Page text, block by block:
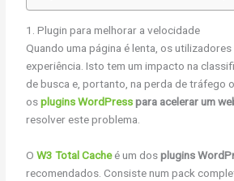
1. Plugin para melhorar a velocidade
Quando uma página é lenta, os
experiência. Isto tem um impacto na
de busca e, portanto, na perda de tráfego
osplugins WordPresspara acelerar um
resolver este problema.
OW3 Total Cache é um dosplugins
recomendados. Consiste num pack